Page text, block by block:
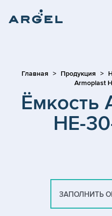
Главная Продукция
Armoplast
Ёмкость
HE-
ЗАПОЛНИТЬ